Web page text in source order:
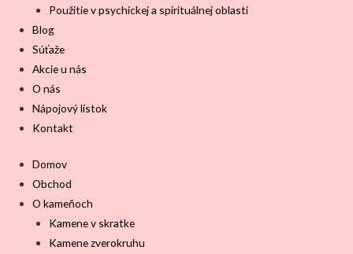
Použitie v psychickej a spirituálnej oblasti
Blog
Súťaže
Akcie u nás
O nás
Nápojový lístok
Kontakt
Domov
Obchod
O kameňoch
Kamene v skratke
Kamene zverokruhu